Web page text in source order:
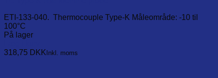
ETI-133-040. Thermocouple Type-K Måleområde: -10 til
100°C
På lager
318,75 DKK Inkl. moms